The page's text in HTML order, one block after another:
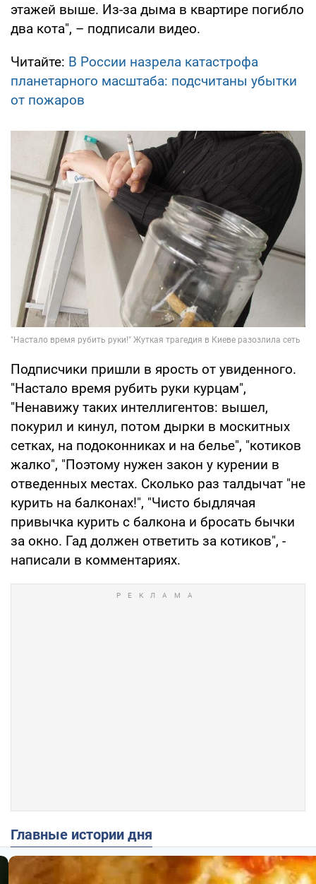
этажей выше. Из-за дыма в квартире погибло
два кота", – подписали видео.
Читайте: В России назрела катастрофа
планетарного масштаба: подсчитаны убытки
от пожаров
Подписчики пришли в ярость от увиденного.
"Настало время рубить руки курцам",
"Ненавижу таких интеллигентов: вышел,
покурил и кинул, потом дырки в москитных
сетках, на подоконниках и на белье", "котиков
жалко", "Поэтому нужен закон у курении в
отведенных местах. Сколько раз талдычат "не
курить на балконах!", "Чисто быдлячая
привычка курить с балкона и бросать бычки
за окно. Гад должен ответить за котиков", -
написали в комментариях.
Главные истории дня